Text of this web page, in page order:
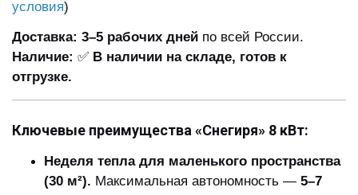
условия)
Доставка: 3–5 рабочих дней по всей России.
Наличие: ✅ В наличии на складе, готов к
отгрузке.
Ключевые преимущества «Снегиря» 8 кВт:
Неделя тепла для маленького пространства
(30 м²). Максимальная автономность — 5–7